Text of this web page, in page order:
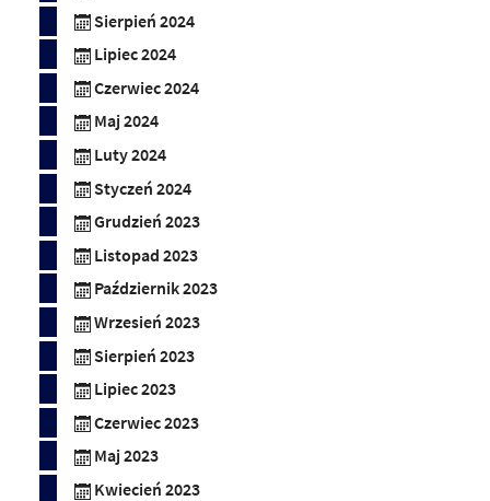
Sierpień 2024
Lipiec 2024
Czerwiec 2024
Maj 2024
Luty 2024
Styczeń 2024
Grudzień 2023
Listopad 2023
Październik 2023
Wrzesień 2023
Sierpień 2023
Lipiec 2023
Czerwiec 2023
Maj 2023
Kwiecień 2023